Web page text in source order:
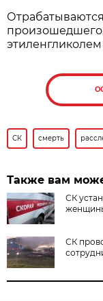
СК смерть
Также вам
СК
СК